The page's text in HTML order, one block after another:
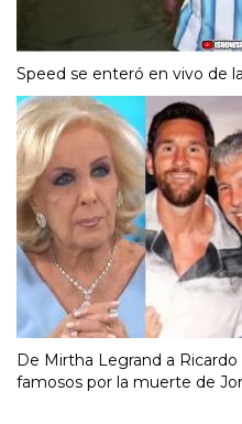
Speed se enteró en vivo de
De Mirtha Legrand a
famosos por la muerte de